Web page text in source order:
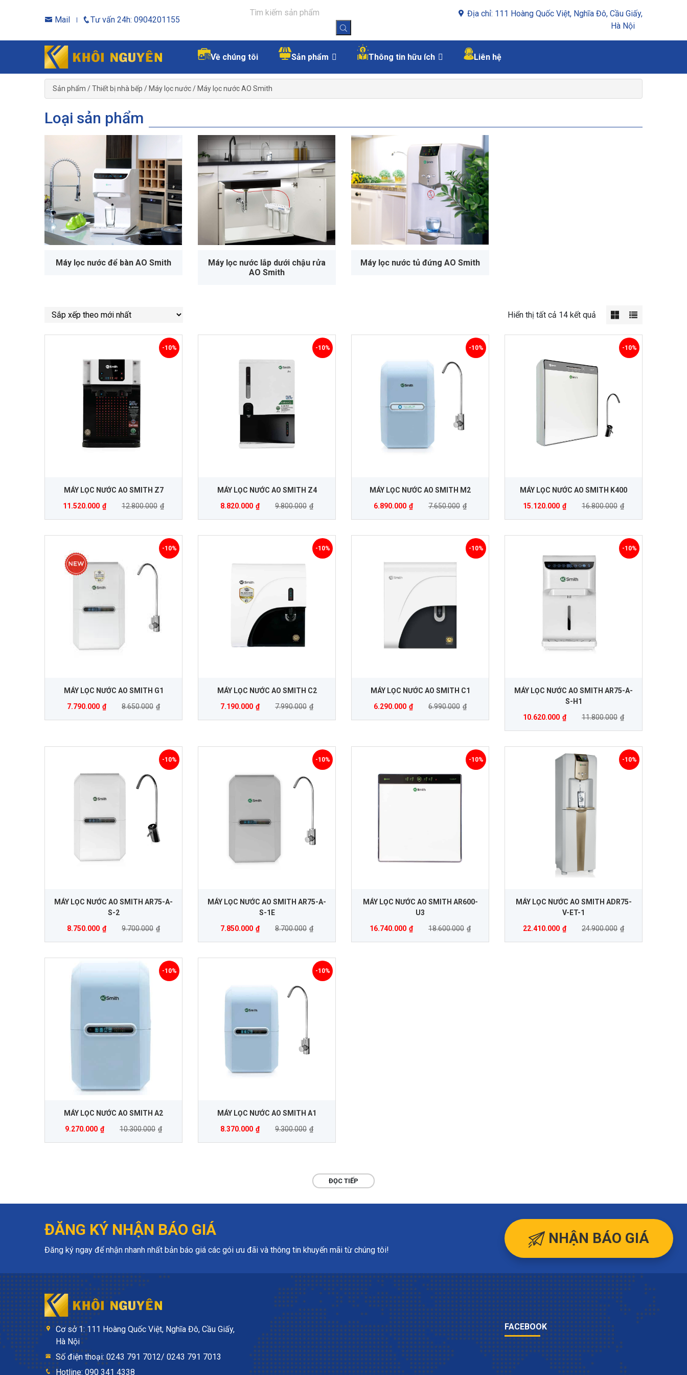
Mail Tư vấn 24h: 0904201155
Địa chỉ: 111 Hoàng Quốc Việt, Nghĩa Đô, Cầu Giấy,
Hà Nội
Về chúng tôi Sản phẩm Thông tin hữu ích Liên hệ
Sản phẩm /Thiết bị nhà bếp / Máy lọc nước/ Máy lọc nước AO Smith
Loại sản phẩm
Máy lọc nước để bàn AO Smith
Máy lọc nước lắp dưới chậu rửa
AO Smith
Máy lọc nước tủ đứng AO Smith
Hiển thị tất cả 14 kết quả
MÁY LỌC NƯỚC AO SMITH Z7
11.520.000 ₫ 12.800.000 ₫
-10%
MÁY LỌC NƯỚC AO SMITH Z4
8.820.000 ₫ 9.800.000 ₫
-10%
MÁY LỌC NƯỚC AO SMITH M2
6.890.000 ₫ 7.650.000 ₫
-10%
MÁY LỌC NƯỚC AO SMITH K400
15.120.000 ₫ 16.800.000 ₫
-10%
MÁY LỌC NƯỚC AO SMITH G1
7.790.000 ₫ 8.650.000 ₫
-10%
MÁY LỌC NƯỚC AO SMITH C2
7.190.000 ₫ 7.990.000 ₫
-10%
MÁY LỌC NƯỚC AO SMITH C1
6.290.000 ₫ 6.990.000 ₫
-10%
MÁY LỌC NƯỚC AO SMITH AR75-A-
S-H1
10.620.000 ₫ 11.800.000 ₫
-10%
MÁY LỌC NƯỚC AO SMITH AR75-A-
S-2
8.750.000 ₫ 9.700.000 ₫
-10%
MÁY LỌC NƯỚC AO SMITH AR75-A-
S-1E
7.850.000 ₫ 8.700.000 ₫
-10%
MÁY LỌC NƯỚC AO SMITH AR600-
U3
16.740.000 ₫ 18.600.000 ₫
-10%
MÁY LỌC NƯỚC AO SMITH ADR75-
V-ET-1
22.410.000 ₫ 24.900.000 ₫
-10%
MÁY LỌC NƯỚC AO SMITH A2
9.270.000 ₫ 10.300.000 ₫
-10%
MÁY LỌC NƯỚC AO SMITH A1
8.370.000 ₫ 9.300.000 ₫
-10%
ĐỌC TIẾP
ĐĂNG KÝ NHẬN BÁO GIÁ
Đăng ký ngay để nhận nhanh nhất bản báo giá các gói ưu đãi và thông tin khuyến mãi từ chúng tôi!
NHẬN BÁO GIÁ
Cơ sở 1: 111 Hoàng Quốc Việt, Nghĩa Đô, Cầu Giấy,
Hà Nội
Số điện thoại: 0243 791 7012/ 0243 791 7013
Hotline: 090 341 4338
FACEBOOK